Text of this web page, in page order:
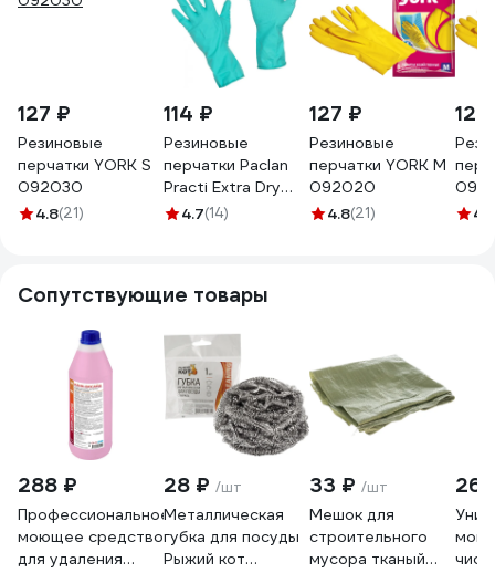
127 ₽
Резиновые
перчатки YORK S
092030
4.8(21)
114 ₽
Резиновые
перчатки Paclan
Practi Extra Dry
размер M
4.7(14)
127 ₽
Резиновые
перчатки YORK M
092020
4.8(21)
127
4.8
Сопутствующие товары
288 ₽
Профессиональное
моющее средство
для удаления
28 ₽ /шт
Металлическая
губка для посуды
Рыжий кот
33 ₽ /шт
Мешок для
строительного
мусора тканый